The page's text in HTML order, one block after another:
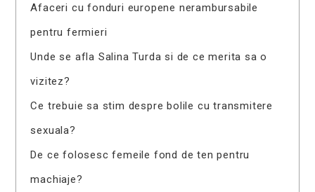
Afaceri cu fonduri europene nerambursabile
pentru fermieri
Unde se afla Salina Turda si de ce merita sa o
vizitez?
Ce trebuie sa stim despre bolile cu transmitere
sexuala?
De ce folosesc femeile fond de ten pentru
machiaje?